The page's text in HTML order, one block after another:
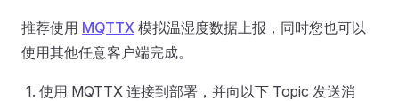
推荐使用 MQTTX 模拟温湿度数据上报，同时您也可以
使用其他任意客户端完成。
使用 MQTTX 连接到部署，并向以下 Topic 发送消